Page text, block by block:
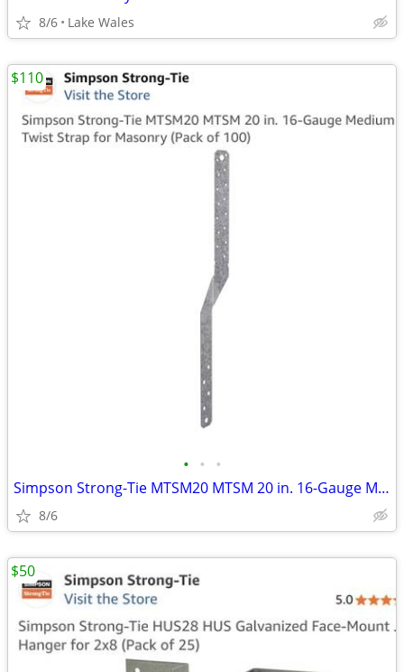
8/6 Lake Wales
• • •
Simpson Strong-Tie MTSM20 MTSM 20 in. 16-Gauge Medium Twist Strap
8/6
$110
$50